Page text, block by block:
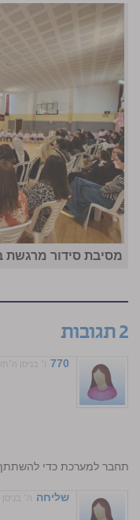
מסיבת סידור מרגשת
2 תגובות
770 ו׳ בניסן ה׳תשע״ו (14/04/
התחבר למערכת כדי להשתתף
שליחה ה׳ בניסן ה׳תשע״ו